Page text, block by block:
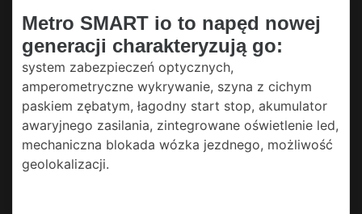
Metro SMART io to napęd nowej
generacji charakteryzują go:
system zabezpieczeń optycznych,
amperometryczne wykrywanie, szyna z cichym
paskiem zębatym, łagodny start stop, akumulator
awaryjnego zasilania, zintegrowane oświetlenie led,
mechaniczna blokada wózka jezdnego, możliwość
geolokalizacji.